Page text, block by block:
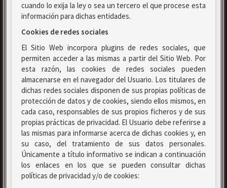
cuando lo exija la ley o sea un tercero el que procese esta
información para dichas entidades.
Cookies de redes sociales
El Sitio Web incorpora plugins de redes sociales, que
permiten acceder a las mismas a partir del Sitio Web. Por
esta razón, las cookies de redes sociales pueden
almacenarse en el navegador del Usuario. Los titulares de
dichas redes sociales disponen de sus propias políticas de
protección de datos y de cookies, siendo ellos mismos, en
cada caso, responsables de sus propios ficheros y de sus
propias prácticas de privacidad. El Usuario debe referirse a
las mismas para informarse acerca de dichas cookies y, en
su caso, del tratamiento de sus datos personales.
Únicamente a título informativo se indican a continuación
los enlaces en los que se pueden consultar dichas
políticas de privacidad y/o de cookies: